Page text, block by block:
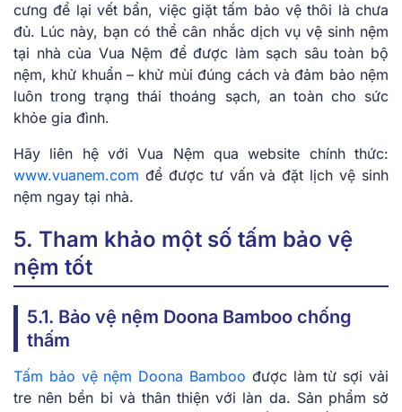
cưng để lại vết bẩn, việc giặt tấm bảo vệ thôi là chưa
đủ. Lúc này, bạn có thể cân nhắc dịch vụ vệ sinh nệm
tại nhà của Vua Nệm để được làm sạch sâu toàn bộ
nệm, khử khuẩn – khử mùi đúng cách và đảm bảo nệm
luôn trong trạng thái thoáng sạch, an toàn cho sức
khỏe gia đình.
Hãy liên hệ với Vua Nệm qua website chính thức:
www.vuanem.com để được tư vấn và đặt lịch vệ sinh
nệm ngay tại nhà.
5. Tham khảo một số tấm bảo vệ
nệm tốt
5.1. Bảo vệ nệm Doona Bamboo chống
thấm
Tấm bảo vệ nệm Doona Bamboo được làm từ sợi vải
tre nên bền bỉ và thân thiện với làn da. Sản phẩm sở